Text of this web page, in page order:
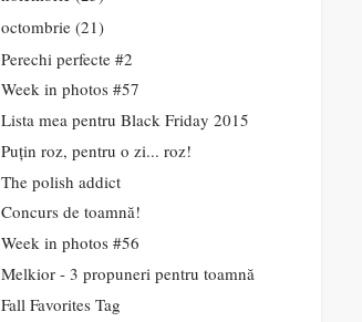
octombrie (21)
Perechi perfecte #2
Week in photos #57
Lista mea pentru Black Friday 2015
Puțin roz, pentru o zi... roz!
The polish addict
Concurs de toamnă!
Week in photos #56
Melkior - 3 propuneri pentru toamnă
Fall Favorites Tag